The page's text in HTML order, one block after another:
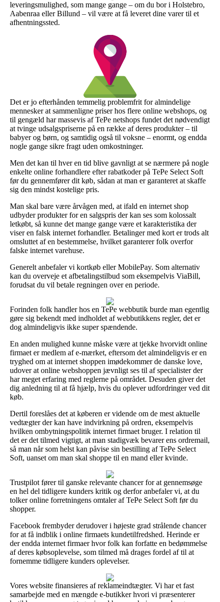
leveringsmulighed, som mange gange – om du bor i Holstebro,
Aabenraa eller Billund – vil være at få leveret dine varer til et
afhentningssted.
Det er jo efterhånden temmelig problemfrit for almindelige
mennesker at sammenligne priser hos flere online webshops, og
til gengæld har massevis af TePe netshops fundet det nødvendigt
at tvinge udsalgspriserne på en række af deres produkter – til
babyer og børn, og samtidig også til voksne – enormt, og endda
nogle gange sikre fragt uden omkostninger.
Men det kan til hver en tid blive gavnligt at se nærmere på nogle
enkelte online forhandlere efter rabatkoder på TePe Select Soft
før du gennemfører dit køb, sådan at man er garanteret at skaffe
sig den mindst kostelige pris.
Man skal bare være årvågen med, at ifald en internet shop
udbyder produkter for en salgspris der kan ses som kolossalt
letkøbt, så kunne det mange gange være et karakteristika der
viser en falsk internet forhandler. Betalinger med kort er trods alt
omsluttet af en bestemmelse, hvilket garanterer folk overfor
falske internet varehuse.
Generelt anbefaler vi kortkøb eller MobilePay. Som alternativ
kan du overveje et afbetalingstilbud som eksempelvis ViaBill,
forudsat du vil betale regningen over en periode.
Forinden folk handler hos en TePe webbutik burde man egentlig
gøre sig bekendt med indholdet af webbutikkens regler, det er
dog almindeligvis ikke super spændende.
En anden mulighed kunne måske være at tjekke hvorvidt online
firmaet er medlem af e-mærket, eftersom det almindeligvis er en
tryghed om at internet shoppen imødekommer de danske love,
udover at online webshoppen jævnligt ses til af specialister der
har meget erfaring med reglerne på området. Desuden giver det
dig anledning til at få hjælp, hvis du oplever udfordringer ved dit
køb.
Dertil foreslåes det at køberen er vidende om de mest aktuelle
vedtægter der kan have indvirkning på ordren, eksempelvis
hvilken ombytningspolitik internet firmaet bruger. I relation til
det er det tilmed vigtigt, at man stadigvæk bevarer ens ordremail,
så man når som helst kan påvise sin bestilling af TePe Select
Soft, uanset om man skal shoppe til en mand eller kvinde.
Trustpilot fører til ganske relevante chancer for at gennemsøge
en hel del tidligere kunders kritik og derfor anbefaler vi, at du
tolker online forretningens omtaler af TePe Select Soft før du
shopper.
Facebook frembyder derudover i højeste grad strålende chancer
for at få indblik i online firmaets kundetilfredshed. Herinde er
der endda internet firmaer hvor folk kan forfatte en bedømmelse
af deres købsoplevelse, som tilmed må drages fordel af til at
fornemme tidligere kunders oplevelser.
Vores website finansieres af reklameindtægter. Vi har et fast
samarbejde med en mængde e-butikker hvori vi præsenterer